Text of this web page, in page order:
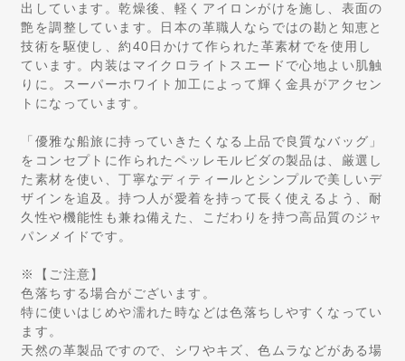
出しています。乾燥後、軽くアイロンがけを施し、表面の
艶を調整しています。日本の革職人ならではの勘と知恵と
技術を駆使し、約40日かけて作られた革素材でを使用し
ています。内装はマイクロライトスエードで心地よい肌触
りに。スーパーホワイト加工によって輝く金具がアクセン
トになっています。
「優雅な船旅に持っていきたくなる上品で良質なバッグ」
をコンセプトに作られたペッレモルビダの製品は、厳選し
た素材を使い、丁寧なディティールとシンプルで美しいデ
ザインを追及。持つ人が愛着を持って長く使えるよう、耐
久性や機能性も兼ね備えた、こだわりを持つ高品質のジャ
パンメイドです。
※【ご注意】
色落ちする場合がございます。
特に使いはじめや濡れた時などは色落ちしやすくなってい
ます。
天然の革製品ですので、シワやキズ、色ムラなどがある場